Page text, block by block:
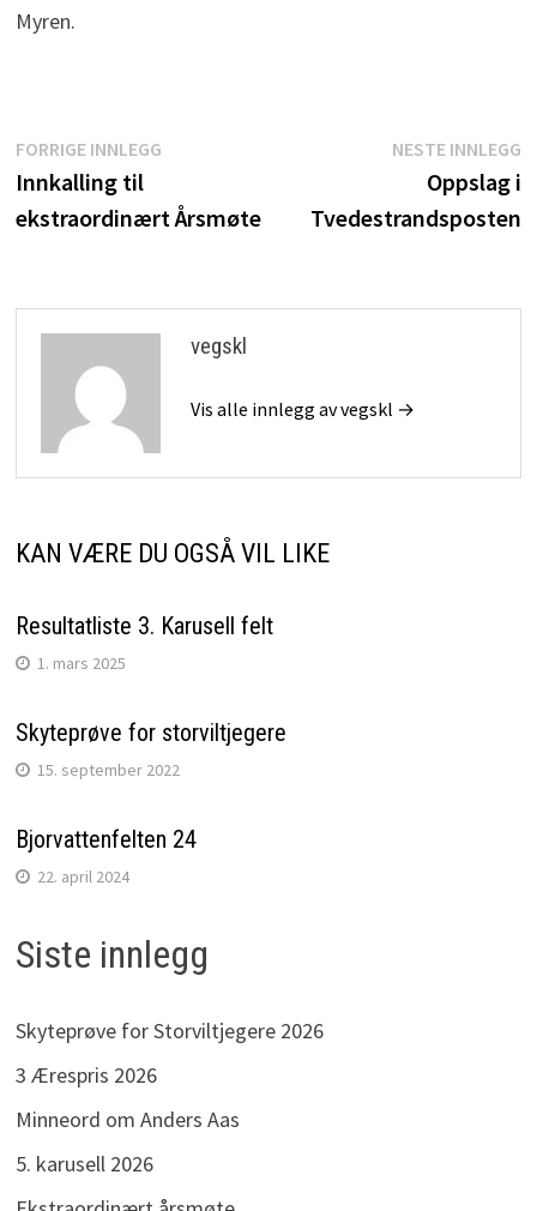
Myren.
Innleggsnavigasjon
FORRIGE INNLEGG
Innkalling til
ekstraordinært Årsmøte
NESTE INNLEGG
Oppslag i
Tvedestrandsposten
vegskl
Vis alle innlegg av vegskl →
KAN VÆRE DU OGSÅ VIL LIKE
Resultatliste 3. Karusell felt
1. mars 2025
Skyteprøve for storviltjegere
15. september 2022
Bjorvattenfelten 24
22. april 2024
Siste innlegg
Skyteprøve for Storviltjegere 2026
3 Ærespris 2026
Minneord om Anders Aas
5. karusell 2026